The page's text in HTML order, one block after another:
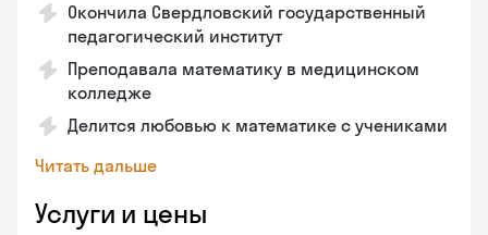
Окончила Свердловский государственный
педагогический институт
Преподавала математику в медицинском
колледже
Делится любовью к математике с учениками
Читать дальше
Услуги и цены